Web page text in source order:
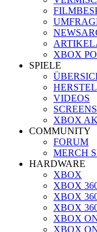
XBOX
SPIELE
VIDEOS
XBOX
COMMUNITY
FORUM
MERCH
HARDWARE
XBOX
XBOX
XBOX
XBOX
XBOX
XBOX